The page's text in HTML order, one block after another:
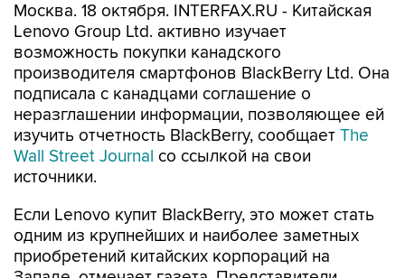
Москва. 18 октября. INTERFAX.RU - Китайская
Lenovo Group Ltd. активно изучает
возможность покупки канадского
производителя смартфонов BlackBerry Ltd. Она
подписала с канадцами соглашение о
неразглашении информации, позволяющее ей
изучить отчетность BlackBerry, сообщает The
Wall Street Journal со ссылкой на свои
источники.
Если Lenovo купит BlackBerry, это может стать
одним из крупнейших и наиболее заметных
приобретений китайских корпораций на